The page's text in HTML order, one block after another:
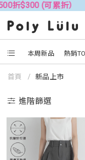
(可累折） 全館
本周新品 熱銷
首頁 新品上市
進階篩選